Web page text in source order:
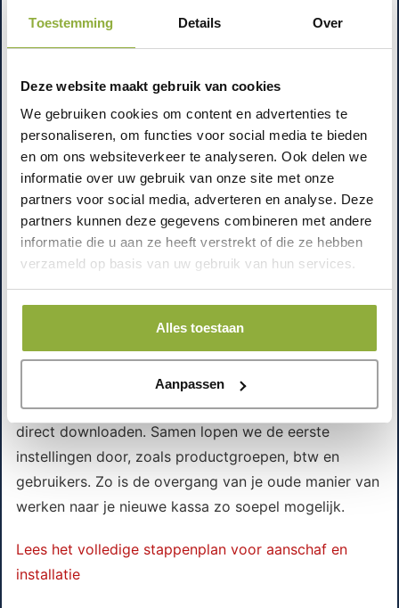
Toestemming Details Over
Deze website maakt gebruik van cookies
We gebruiken cookies om content en advertenties te
personaliseren, om functies voor social media te bieden
en om ons websiteverkeer te analyseren. Ook delen we
informatie over uw gebruik van onze site met onze
partners voor social media, adverteren en analyse. Deze
partners kunnen deze gegevens combineren met andere
informatie die u aan ze heeft verstrekt of die ze hebben
verzameld op basis van uw gebruik van hun services.
Alles toestaan
Aanpassen
overzichtelijk in.
Hoe ziet het traject van
oriëntatie tot werkend
kassasysteem eruit?
Het aanschafproces hoeft niet ingewikkeld te zijn.
Meestal begint het met een korte inventarisatie: type
winkel, aantal kassa’s, gewenste functies en budget.
softwarepakket en eventueel een compleet
kassasysteem zoals de R-200, E-200, X-200 of I-500.
Daarna ontvang je een duidelijke offerte zonder
kleine lettertjes. Ga je akkoord, dan leveren we de
hardware voorgeconfigureerd en kun je de software
direct downloaden. Samen lopen we de eerste
instellingen door, zoals productgroepen, btw en
gebruikers. Zo is de overgang van je oude manier van
werken naar je nieuwe kassa zo soepel mogelijk.
Lees het volledige stappenplan voor aanschaf en
installatie